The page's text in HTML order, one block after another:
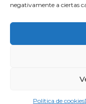
negativamente a ciertas
Política de cookies
El Consejo
Médicos
profesionales
Últimos días